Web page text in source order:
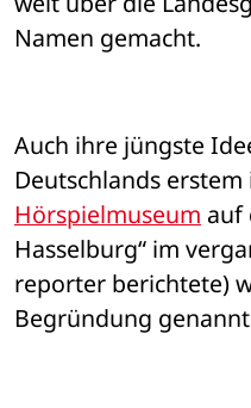
Namen gemacht.
Auch ihre jüngste
Hörspielmuseum auf
Hasselburg“ im
reporter berichtete)
Begründung